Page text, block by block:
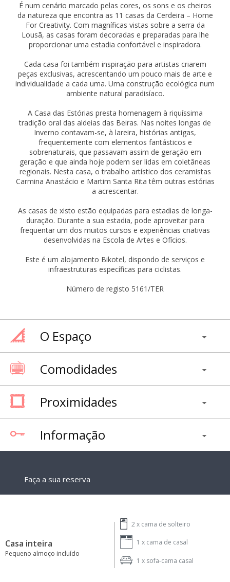
É num cenário marcado pelas cores, os sons e os cheiros
da natureza que encontra as 11 casas da Cerdeira – Home
For Creativity. Com magníficas vistas sobre a serra da
Lousã, as casas foram decoradas e preparadas para lhe
proporcionar uma estadia confortável e inspiradora.
Cada casa foi também inspiração para artistas criarem
peças exclusivas, acrescentando um pouco mais de arte e
individualidade a cada uma. Uma construção ecológica num
ambiente natural paradisíaco.
A Casa das Estórias presta homenagem à riquíssima
tradição oral das aldeias das Beiras. Nas noites longas de
Inverno contavam-se, à lareira, histórias antigas,
frequentemente com elementos fantásticos e
sobrenaturais, que passavam assim de geração em
geração e que ainda hoje podem ser lidas em coletâneas
regionais. Nesta casa, o trabalho artístico dos ceramistas
Carmina Anastácio e Martim Santa Rita têm outras estórias
a acrescentar.
As casas de xisto estão equipadas para estadias de longa-
duração. Durante a sua estadia, pode aproveitar para
frequentar um dos muitos cursos e experiências criativas
desenvolvidas na Escola de Artes e Ofícios.
Este é um alojamento Bikotel, dispondo de serviços e
infraestruturas específicas para ciclistas.
Número de registo 5161/TER
O Espaço
Comodidades
Proximidades
Informação
Faça a sua reserva
Casa inteira
Pequeno almoço incluído
2 x cama de solteiro
1 x cama de casal
1 x sofa-cama casal